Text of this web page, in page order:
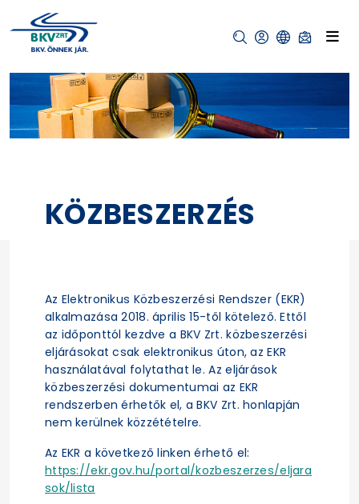
KÖZBESZERZÉS
Az Elektronikus Közbeszerzési Rendszer (EKR)
alkalmazása 2018. április 15-től kötelező. Ettől
az időponttól kezdve a BKV Zrt. közbeszerzési
eljárásokat csak elektronikus úton, az EKR
használatával folytathat le. Az eljárások
közbeszerzési dokumentumai az EKR
rendszerben érhetők el, a BKV Zrt. honlapján
nem kerülnek közzétételre.
Az EKR a következő linken érhető el:
https://ekr.gov.hu/portal/kozbeszerzes/eljara
sok/lista